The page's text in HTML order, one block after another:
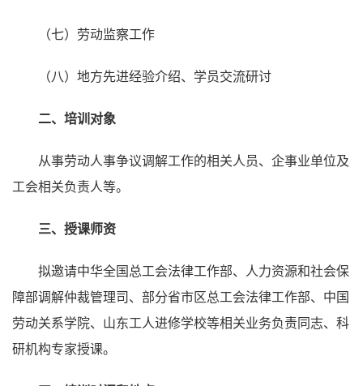
（七）劳动监察工作
（八）地方先进经验介绍、学员交流研讨
二、培训对象
从事劳动人事争议调解工作的相关人员、企事业单位及
工会相关负责人等。
三、授课师资
拟邀请中华全国总工会法律工作部、人力资源和社会保
障部调解仲裁管理司、部分省市区总工会法律工作部、中国
劳动关系学院、山东工人进修学校等相关业务负责同志、科
研机构专家授课。